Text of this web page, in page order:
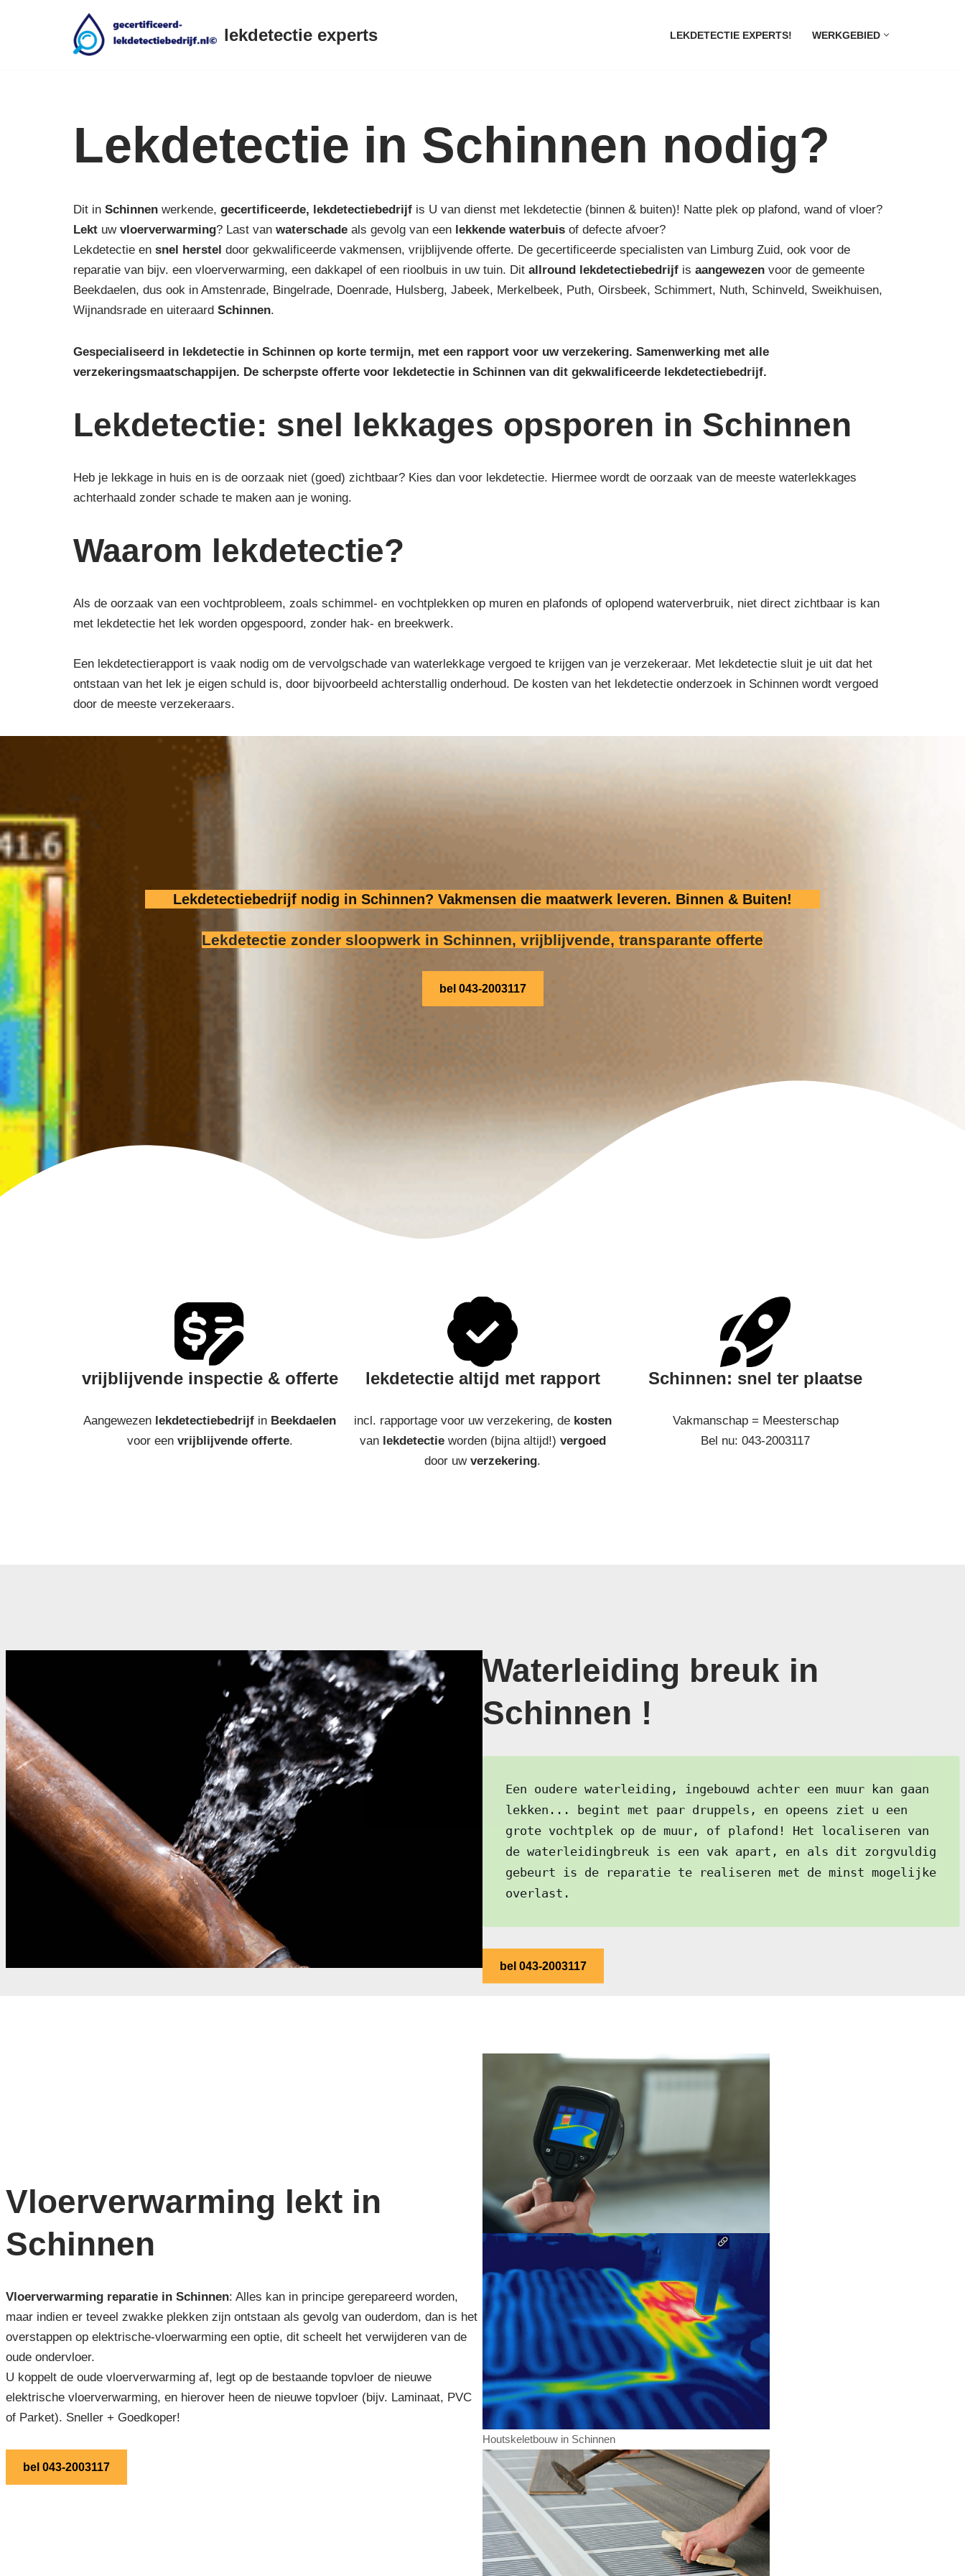
lekdetectie experts LEKDETECTIE EXPERTS! WERKGEBIED
Lekdetectie in Schinnen nodig?
Dit in Schinnen werkende, gecertificeerde, lekdetectiebedrijf is U van dienst met lekdetectie (binnen & buiten)! Natte plek op plafond, wand of vloer?
Lekt uw vloerverwarming? Last van waterschade als gevolg van een lekkende waterbuis of defecte afvoer?
Lekdetectie en snel herstel door gekwalificeerde vakmensen, vrijblijvende offerte. De gecertificeerde specialisten van Limburg Zuid, ook voor de
reparatie van bijv. een vloerverwarming, een dakkapel of een rioolbuis in uw tuin. Dit allround lekdetectiebedrijf is aangewezen voor de gemeente
Beekdaelen, dus ook in Amstenrade, Bingelrade, Doenrade, Hulsberg, Jabeek, Merkelbeek, Puth, Oirsbeek, Schimmert, Nuth, Schinveld, Sweikhuisen,
Wijnandsrade en uiteraard Schinnen.
Gespecialiseerd in lekdetectie in Schinnen op korte termijn, met een rapport voor uw verzekering. Samenwerking met alle
verzekeringsmaatschappijen. De scherpste offerte voor lekdetectie in Schinnen van dit gekwalificeerde lekdetectiebedrijf.
Lekdetectie: snel lekkages opsporen in Schinnen
Heb je lekkage in huis en is de oorzaak niet (goed) zichtbaar? Kies dan voor lekdetectie. Hiermee wordt de oorzaak van de meeste waterlekkages
achterhaald zonder schade te maken aan je woning.
Waarom lekdetectie?
Als de oorzaak van een vochtprobleem, zoals schimmel- en vochtplekken op muren en plafonds of oplopend waterverbruik, niet direct zichtbaar is kan
met lekdetectie het lek worden opgespoord, zonder hak- en breekwerk.
Een lekdetectierapport is vaak nodig om de vervolgschade van waterlekkage vergoed te krijgen van je verzekeraar. Met lekdetectie sluit je uit dat het
ontstaan van het lek je eigen schuld is, door bijvoorbeeld achterstallig onderhoud. De kosten van het lekdetectie onderzoek in Schinnen wordt vergoed
door de meeste verzekeraars.
Lekdetectiebedrijf nodig in Schinnen? Vakmensen die maatwerk leveren. Binnen & Buiten!
Lekdetectie zonder sloopwerk in Schinnen, vrijblijvende, transparante offerte
bel 043-2003117
vrijblijvende inspectie & offerte
Aangewezen lekdetectiebedrijf in Beekdaelen
voor een vrijblijvende offerte.
lekdetectie altijd met rapport
incl. rapportage voor uw verzekering, de kosten
van lekdetectieworden (bijna altijd!) vergoed
door uw verzekering.
Schinnen: snel ter plaatse
Vakmanschap = Meesterschap
Bel nu: 043-2003117
Waterleiding breuk in
Schinnen !
Een oudere waterleiding, ingebouwd achter een muur kan gaan
lekken... begint met paar druppels, en opeens ziet u een
grote vochtplek op de muur, of plafond! Het localiseren van
de waterleidingbreuk is een vak apart, en als dit zorgvuldig
gebeurt is de reparatie te realiseren met de minst mogelijke
overlast.
bel 043-2003117
Vloerverwarming lekt in
Schinnen
Vloerverwarming reparatie in Schinnen: Alles kan in principe gerepareerd worden,
maar indien er teveel zwakke plekken zijn ontstaan als gevolg van ouderdom, dan is het
overstappen op elektrische-vloerwarming een optie, dit scheelt het verwijderen van de
oude ondervloer.
U koppelt de oude vloerverwarming af, legt op de bestaande topvloer de nieuwe
elektrische vloerverwarming, en hierover heen de nieuwe topvloer (bijv. Laminaat, PVC
of Parket). Sneller + Goedkoper!
bel 043-2003117
Houtskeletbouw in Schinnen